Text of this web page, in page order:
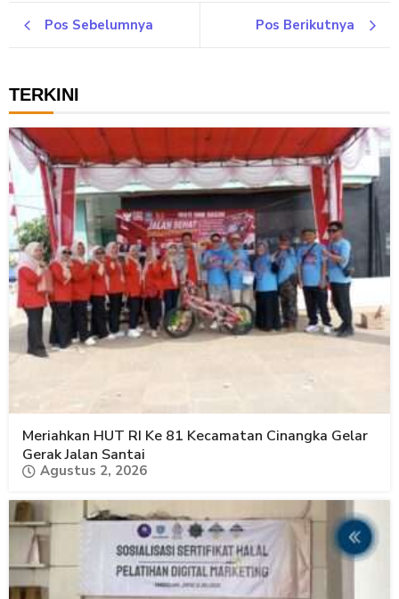
Pos Sebelumnya Pos Berikutnya
TERKINI
Meriahkan HUT RI Ke 81 Kecamatan Cinangka Gelar
Gerak Jalan Santai
Agustus 2, 2026